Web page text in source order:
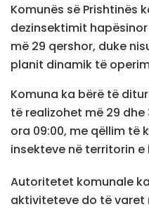
Komunës së Prishtinës
dezinsektimit
më 29 qershor, duke
planit dinamik të
Komuna ka bërë të
të realizohet më 29
ora 09:00, me qëllim
insekteve në territorin
Autoritetet komunale
aktiviteteve do të